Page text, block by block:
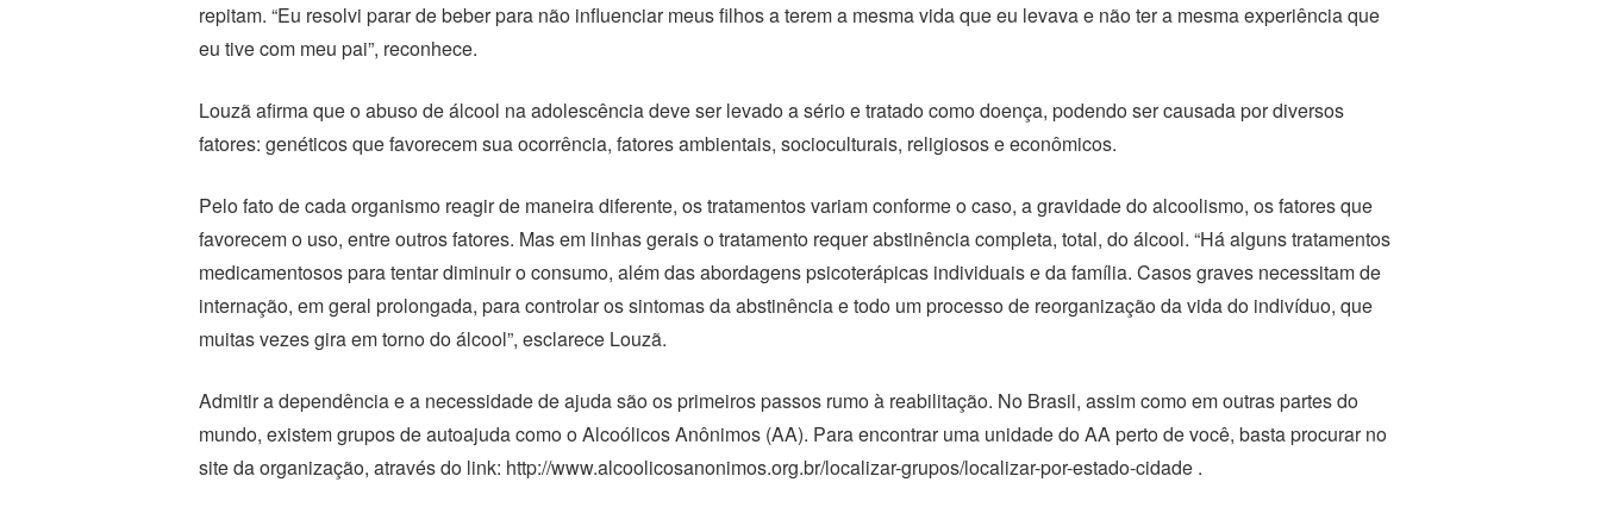
repitam. “Eu resolvi parar de beber para não influenciar meus filhos a terem a mesma vida que eu levava e não ter a mesma experiência que
eu tive com meu pai”, reconhece.
Louzã afirma que o abuso de álcool na adolescência deve ser levado a sério e tratado como doença, podendo ser causada por diversos
fatores: genéticos que favorecem sua ocorrência, fatores ambientais, socioculturais, religiosos e econômicos.
Pelo fato de cada organismo reagir de maneira diferente, os tratamentos variam conforme o caso, a gravidade do alcoolismo, os fatores que
favorecem o uso, entre outros fatores. Mas em linhas gerais o tratamento requer abstinência completa, total, do álcool. “Há alguns tratamentos
medicamentosos para tentar diminuir o consumo, além das abordagens psicoterápicas individuais e da família. Casos graves necessitam de
internação, em geral prolongada, para controlar os sintomas da abstinência e todo um processo de reorganização da vida do indivíduo, que
muitas vezes gira em torno do álcool”, esclarece Louzã.
Admitir a dependência e a necessidade de ajuda são os primeiros passos rumo à reabilitação. No Brasil, assim como em outras partes do
mundo, existem grupos de autoajuda como o Alcoólicos Anônimos (AA). Para encontrar uma unidade do AA perto de você, basta procurar no
site da organização, através do link: http://www.alcoolicosanonimos.org.br/localizar-grupos/localizar-por-estado-cidade .